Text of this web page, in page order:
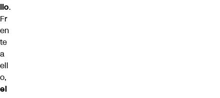
llo.
Fr
en
te
a
ell
o,
el